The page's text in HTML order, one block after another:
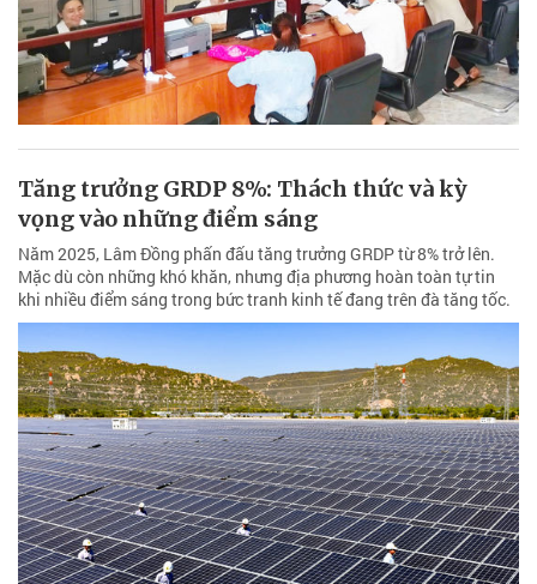
Tăng trưởng GRDP 8%: Thách thức và kỳ
vọng vào những điểm sáng
Năm 2025, Lâm Đồng phấn đấu tăng trưởng GRDP từ 8% trở lên.
Mặc dù còn những khó khăn, nhưng địa phương hoàn toàn tự tin
khi nhiều điểm sáng trong bức tranh kinh tế đang trên đà tăng tốc.